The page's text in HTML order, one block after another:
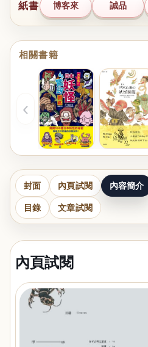
紙書 博客來 誠品
相關書籍
‹
封面 內頁試閱 內容簡介
目錄 文章試閱
內頁試閱